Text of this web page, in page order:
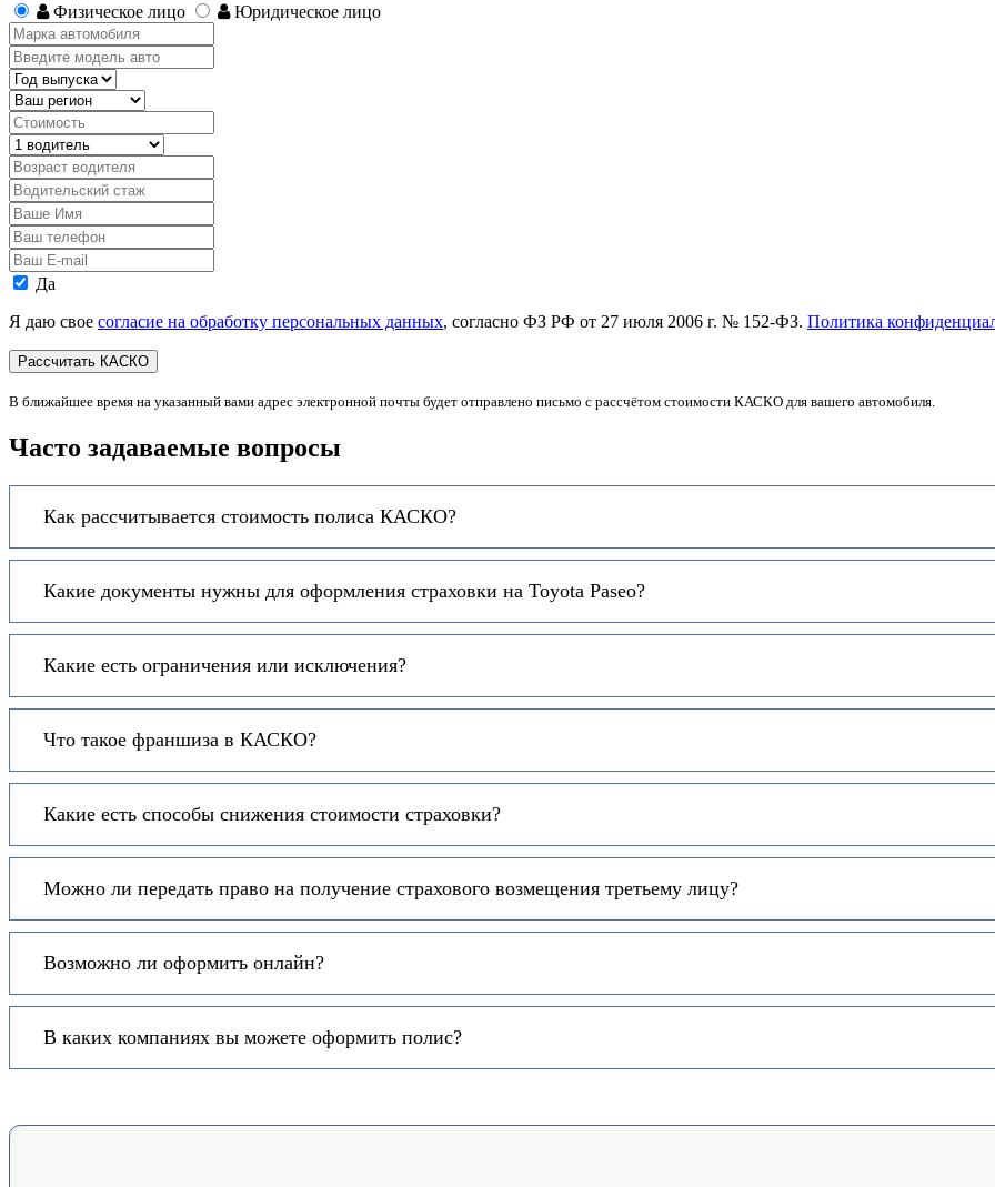
Физическое лицо
Юридическое лицо
Марка
автомобиля
Введите
модель
авто
Год
выпуска
Регион
Стоимость,
руб.
Водитель
Возраст
водителя
Водительский
стаж
Ваше
Имя
Ваш
телефон
Ваш
E-
mail
Персональные
Да
Я даю свое согласие на обработку персональных данных, согласно ФЗ РФ от 27 июля 2006 г. № 152-ФЗ. Политика
В ближайшее время на указанный вами адрес электронной почты будет отправлено письмо с рассчётом стоимости КАСКО для вашего автомобиля.
Часто задаваемые вопросы
Как рассчитывается стоимость полиса КАСКО?
Какие документы нужны для оформления страховки на Toyota Paseo?
Какие есть ограничения или исключения?
Что такое франшиза в КАСКО?
Какие есть способы снижения стоимости страховки?
Можно ли передать право на получение страхового возмещения третьему лицу?
Возможно ли оформить онлайн?
В каких компаниях вы можете оформить полис?